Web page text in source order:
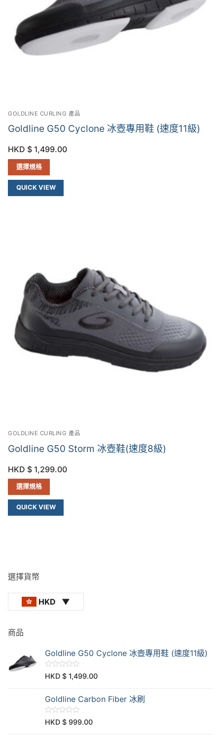
GOLDLINE CURLING 產品
Goldline G50 Cyclone 冰壺專用鞋 (速度11級)
HKD $ 1,499.00
選擇規格
QUICK VIEW
GOLDLINE CURLING 產品
Goldline G50 Storm 冰壺鞋(速度8級)
HKD $ 1,299.00
選擇規格
QUICK VIEW
選擇貨幣
HKD
商品
Goldline G50 Cyclone 冰壺專用鞋 (速度11級)
評
分
分
5
HKD $ 1,499.00
Goldline Carbon Fiber 冰刷
評
分
HKD $ 999.00